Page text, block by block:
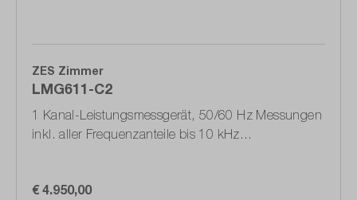
ZES Zimmer
LMG611-C2
1 Kanal-Leistungsmessgerät, 50/60 Hz Messungen
inkl. aller Frequenzanteile bis 10 kHz
€ 4.950,00